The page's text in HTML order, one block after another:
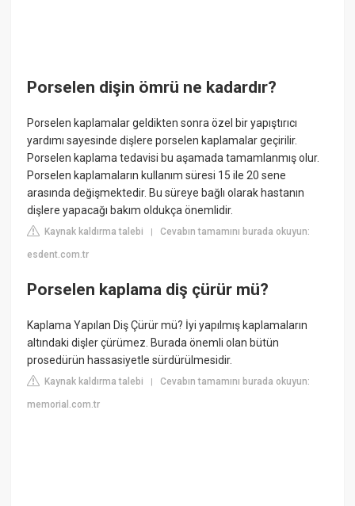
Porselen dişin ömrü ne kadardır?
Porselen kaplamalar geldikten sonra özel bir yapıştırıcı
yardımı sayesinde dişlere porselen kaplamalar geçirilir.
Porselen kaplama tedavisi bu aşamada tamamlanmış olur.
Porselen kaplamaların kullanım süresi 15 ile 20 sene
arasında değişmektedir. Bu süreye bağlı olarak hastanın
dişlere yapacağı bakım oldukça önemlidir.
Kaynak kaldırma talebi |Cevabın tamamını burada okuyun:
esdent.com.tr
Porselen kaplama diş çürür mü?
Kaplama Yapılan Diş Çürür mü? İyi yapılmış kaplamaların
altındaki dişler çürümez. Burada önemli olan bütün
prosedürün hassasiyetle sürdürülmesidir.
Kaynak kaldırma talebi |Cevabın tamamını burada okuyun:
memorial.com.tr